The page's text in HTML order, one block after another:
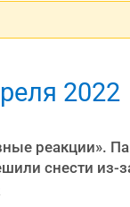
2022
реакции».
снести из-